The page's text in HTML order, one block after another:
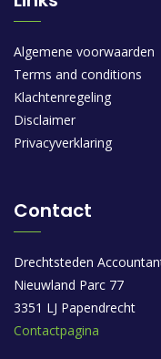
Algemene voorwaarden
Terms and conditions
Klachtenregeling
Disclaimer
Privacyverklaring
Contact
Drechtsteden
Nieuwland Parc 77
3351 LJ Papendrecht
Contactpagina